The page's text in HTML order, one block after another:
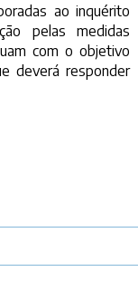
ao inquérito
pelas medidas
com o objetivo
deverá responder